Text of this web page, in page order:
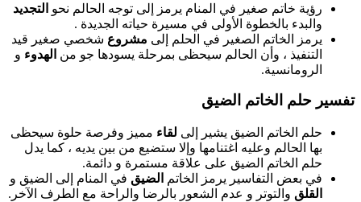
رؤية خاتم صغير في المنام يرمز إلى توجه الحالم نحو التجديد
والبدء بالخطوة الأولى في مسيرة حياته الجديدة .
يرمز الخاتم الصغير في الحلم إلى مشروع شخصي صغير قيد
التنفيذ ، وأن الحالم سيحظى بمرحلة يسودها جو من الهدوء و
الرومانسية.
تفسير حلم الخاتم الضيق
حلم الخاتم الضيق يشير إلى لقاء مميز وفرصة حلوة سيحظى
بها الحالم وعليه اغتنامها وإلا ستضيع من بين يديه ، كما يدل
حلم الخاتم الضيق على علاقة مستمرة و دائمة.
في بعض التفاسير يرمز الخاتم
الضيق في المنام إلى الضيق و
القلق والتوتر و عدم الشعور بالرضا والراحة مع الطرف الآخر.